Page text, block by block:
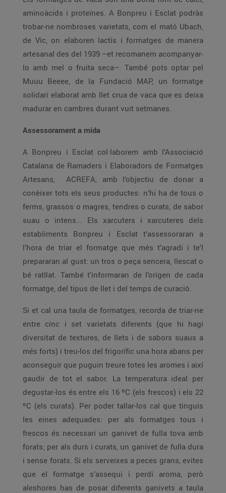
aminoàcids i proteïnes. A Bonpreu i Esclat podràs
trobar-ne nombroses varietats, com el mató Ubach,
de Vic, on elaboren lactis i formatges de manera
artesanal des del 1939 –et recomanem acompanyar-
lo amb mel o fruita seca–. També pots optar pel
Muuu Beeee, de la Fundació MAP, un formatge
solidari elaborat amb llet crua de vaca que es deixa
madurar en cambres durant vuit setmanes.
Assessorament a mida
A Bonpreu i Esclat col·laborem amb l’Associació
Catalana de Ramaders i Elaboradors de Formatges
Artesans, ACREFA, amb l’objectiu de donar a
conèixer tots els seus productes: n’hi ha de tous o
ferms, grassos o magres, tendres o curats, de sabor
suau o intens... Els xarcuters i xarcuteres dels
establiments Bonpreu i Esclat t’assessoraran a
l’hora de triar el formatge que més t’agradi i te’l
prepararan al gust: un tros o peça sencera, llescat o
bé ratllat. També t’informaran de l’origen de cada
formatge, del tipus de llet i del temps de curació.
Si et cal una taula de formatges, recorda de triar-ne
entre cinc i set varietats diferents (que hi hagi
diversitat de textures, de llets i de sabors suaus a
més forts) i treu-los del frigorífic una hora abans per
aconseguir que puguin treure totes les aromes i així
gaudir de tot el sabor. La temperatura ideal per
degustar-los és entre els 16 ºC (els frescos) i els 22
ºC (els curats). Per poder tallar-los cal que tinguis
les eines adequades: per als formatges tous i
frescos és necessari un ganivet de fulla tova amb
forats; per als durs i curats, un ganivet de fulla dura
i sense forats. Si els serveixes a peces grans, evites
que el formatge s’assequi i perdi aroma, però
aleshores has de posar diferents ganivets a taula